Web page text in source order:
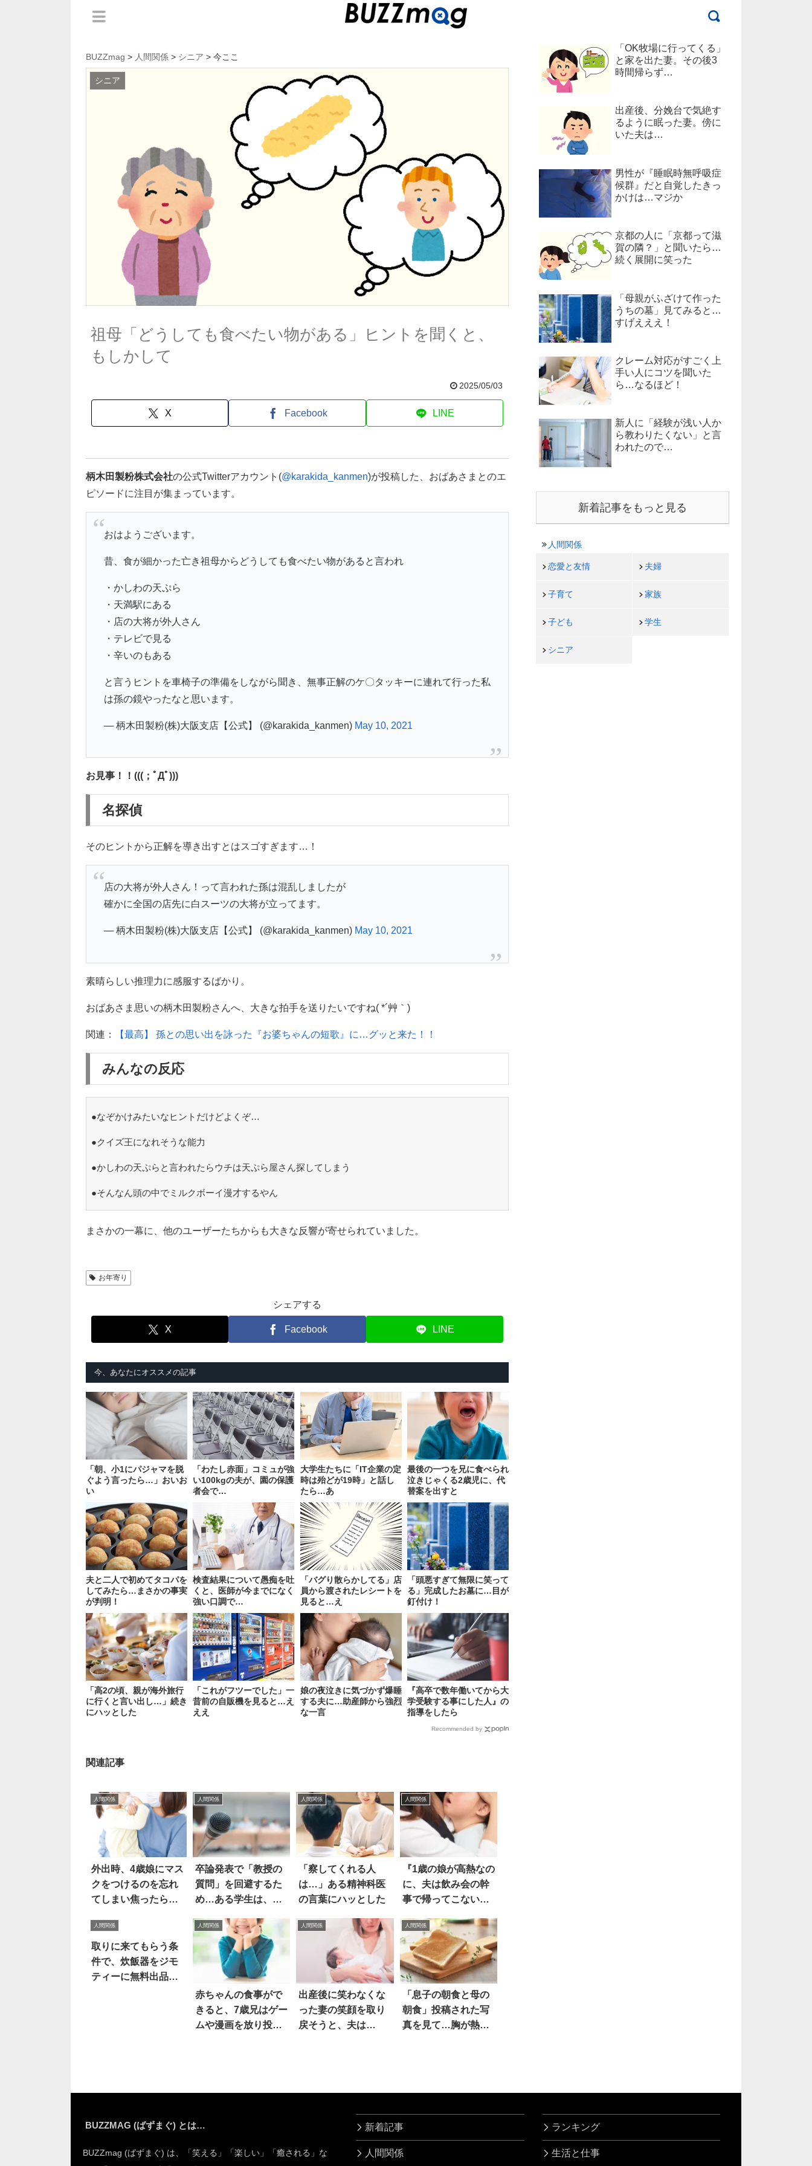
BUZZmag > 人間関係 > シニア > 今ここ
シニア
祖母「どうしても食べたい物がある」ヒントを聞くと、
もしかして
2025/05/03
X Facebook LINE
柄木田製粉株式会社の公式Twitterアカウント(@karakida_kanmen)が投稿した、おばあさまとのエ
ピソードに注目が集まっています。
おはようございます。
昔、食が細かった亡き祖母からどうしても食べたい物があると言われ
・かしわの天ぷら
・天満駅にある
・店の大将が外人さん
・テレビで見る
・辛いのもある
と言うヒントを車椅子の準備をしながら聞き、無事正解のケ〇タッキーに連れて行った私
は孫の鏡やったなと思います。
— 柄木田製粉(株)大阪支店【公式】 (@karakida_kanmen) May 10, 2021
お見事！！(((；ﾟДﾟ)))
名探偵
そのヒントから正解を導き出すとはスゴすぎます…！
店の大将が外人さん！って言われた孫は混乱しましたが
確かに全国の店先に白スーツの大将が立ってます。
— 柄木田製粉(株)大阪支店【公式】 (@karakida_kanmen) May 10, 2021
素晴らしい推理力に感服するばかり。
おばあさま思いの柄木田製粉さんへ、大きな拍手を送りたいですね( *´艸｀)
関連： 【最高】 孫との思い出を詠った『お婆ちゃんの短歌』に…グッと来た！！
みんなの反応
●なぞかけみたいなヒントだけどよくぞ…
●クイズ王になれそうな能力
●かしわの天ぷらと言われたらウチは天ぷら屋さん探してしまう
●そんなん頭の中でミルクボーイ漫才するやん
まさかの一幕に、他のユーザーたちからも大きな反響が寄せられていました。
お年寄り
シェアする
X Facebook LINE
今、あなたにオススメの記事
「朝、小1にパジャマを脱
ぐよう言ったら…」おいお
い
「わたし赤面」コミュが強
い100kgの夫が、園の保護
者会で…
大学生たちに「IT企業の定
時は殆どが19時」と話し
たら…あ
最後の一つを兄に食べられ
泣きじゃくる2歳児に、代
替案を出すと
夫と二人で初めてタコパを
してみたら…まさかの事実
が判明！
検査結果について愚痴を吐
くと、医師が今までになく
強い口調で…
「バグり散らかしてる」店
員から渡されたレシートを
見ると…え
「頭悪すぎて無限に笑って
る」完成したお墓に…目が
釘付け！
「高2の頃、親が海外旅行
に行くと言い出し…」続き
にハッとした
「これがフツーでした」一
昔前の自販機を見ると…え
ええ
娘の夜泣きに気づかず爆睡
する夫に…助産師から強烈
な一言
『高卒で数年働いてから大
学受験する事にした人』の
指導をしたら
Recommended by
関連記事
人間関係
外出時、4歳娘にマス
クをつけるのを忘れ
てしまい焦ったら…
人間関係
卒論発表で「教授の
質問」を回避するた
め…ある学生は、こ
人間関係
「察してくれる人
は…」ある精神科医
の言葉にハッとした
人間関係
『1歳の娘が高熱なの
に、夫は飲み会の幹
事で帰ってこない』
めた声
人間関係
取りに来てもらう条
件で、炊飯器をジモ
ティーに無料出品し
人間関係
赤ちゃんの食事がで
きると、7歳兄はゲー
ムや漫画を放り投
人間関係
出産後に笑わなくな
った妻の笑顔を取り
戻そうと、夫は…
人間関係
「息子の朝食と母の
朝食」投稿された写
真を見て…胸が熱く
「OK牧場に行ってくる」
と家を出た妻。その後3
時間帰らず…
出産後、分娩台で気絶す
るように眠った妻。傍に
いた夫は…
男性が『睡眠時無呼吸症
候群』だと自覚したきっ
かけは…マジか
京都の人に「京都って滋
賀の隣？」と聞いたら…
続く展開に笑った
「母親がふざけて作った
うちの墓」見てみると…
すげえええ！
クレーム対応がすごく上
手い人にコツを聞いた
ら…なるほど！
新人に「経験が浅い人か
ら教わりたくない」と言
われたので…
新着記事をもっと見る
人間関係
恋愛と友情 夫婦
子育て 家族
子ども 学生
シニア
BUZZMAG (ばずまぐ) とは…
BUZZmag (ばずまぐ) は、「笑える」「楽しい」「癒される」な
新着記事
人間関係
ランキング
生活と仕事